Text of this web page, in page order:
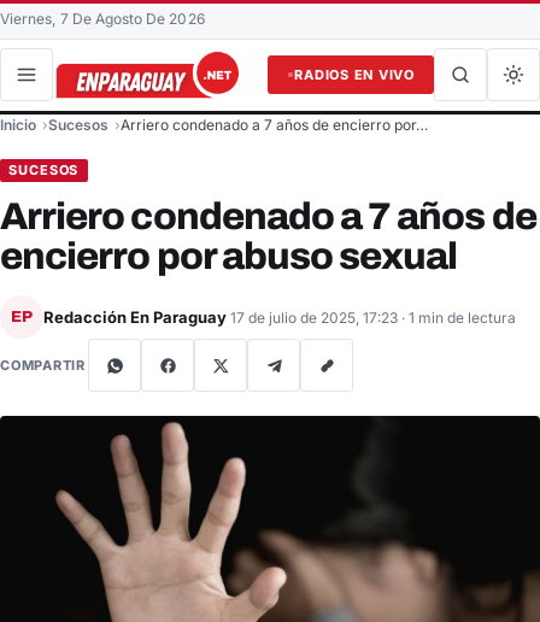
Viernes, 7 De Agosto De 2026
RADIOS EN VIVO
Buscar en el sitio
Inicio Sucesos Arriero condenado a 7 años de encierro por…
SUCESOS
Arriero condenado a 7 años de
encierro por abuso sexual
EP Redacción En Paraguay 17 de julio de 2025, 17:23 · 1 min de lectura
COMPARTIR